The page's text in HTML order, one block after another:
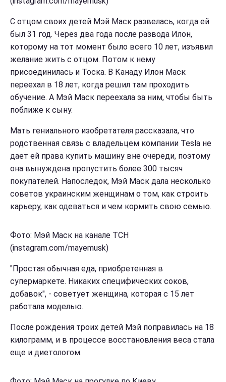
С отцом своих детей Мэй Маск развелась, когда ей
был 31 год. Через два года после развода Илон,
которому на тот момент было всего 10 лет, изъявил
желание жить с отцом. Потом к нему
присоединилась и Тоска. В Канаду Илон Маск
переехал в 18 лет, когда решил там проходить
обучение. А Мэй Маск переехала за ним, чтобы быть
поближе к сыну.
Мать гениального изобретателя рассказала, что
родственная связь с владельцем компании Tesla не
дает ей права купить машину вне очереди, поэтому
она вынуждена пропустить более 300 тысяч
покупателей. Напоследок, Мэй Маск дала несколько
советов украинским женщинам о том, как строить
карьеру, как одеваться и чем кормить свою семью.
Фото: Мэй Маск на канале ТСН
(instagram.com/mayemusk)
"Простая обычная еда, приобретенная в
супермаркете. Никаких специфических соков,
добавок", - советует женщина, которая с 15 лет
работала моделью.
После рождения троих детей Мэй поправилась на 18
килограмм, и в процессе восстановления веса стала
еще и диетологом.